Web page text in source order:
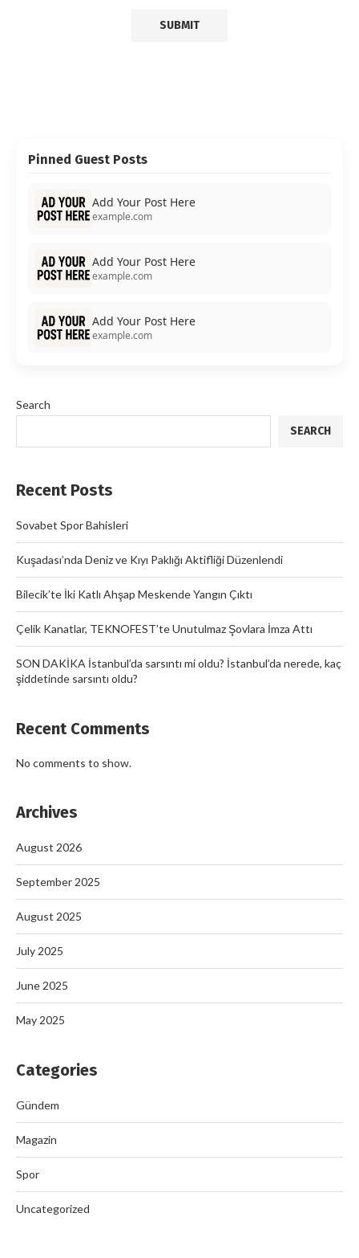
Pinned Guest Posts
Add Your Post Here
example.com
Add Your Post Here
example.com
Add Your Post Here
example.com
Search
SEARCH
Recent Posts
Sovabet Spor Bahisleri
Kuşadası’nda Deniz ve Kıyı Paklığı Aktifliği Düzenlendi
Bilecik’te İki Katlı Ahşap Meskende Yangın Çıktı
Çelik Kanatlar, TEKNOFEST’te Unutulmaz Şovlara İmza Attı
SON DAKİKA İstanbul’da sarsıntı mi oldu? İstanbul’da nerede, kaç
şiddetinde sarsıntı oldu?
Recent Comments
No comments to show.
Archives
August 2026
September 2025
August 2025
July 2025
June 2025
May 2025
Categories
Gündem
Magazin
Spor
Uncategorized